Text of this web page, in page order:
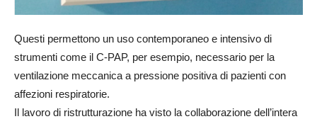
Questi permettono un uso contemporaneo e intensivo di
strumenti come il C-PAP, per esempio, necessario per la
ventilazione meccanica a pressione positiva di pazienti con
affezioni respiratorie.
Il lavoro di ristrutturazione ha visto la collaborazione dell’intera